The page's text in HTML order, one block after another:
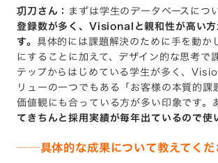
㓛刀さん： まずは学生のデータベースにつ
登録数が多く、Visionalと親和性が高い方
す。 具体的には課題解決のために手を動か
にすることに加えて、デザイン的な思考で
テップからはじめている学生が多く、
リューの一つでもある「お客様の本質的課
価値観にも合っている方が多い印象です。
てきちんと採用実績が毎年出ているので使
──具体的な成果について教えてくだ